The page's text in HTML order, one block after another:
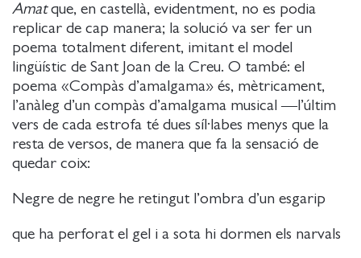
Amatque, en castellà, evidentment, no es podia
replicar de cap manera; la solució va ser fer un
poema totalment diferent, imitant el model
lingüístic de Sant Joan de la Creu. O també: el
poema «Compàs d’amalgama» és, mètricament,
l’anàleg d’un compàs d’amalgama musical ―l’últim
vers de cada estrofa té dues síl·labes menys que la
resta de versos, de manera que fa la sensació de
quedar coix:
Negre de negre he retingut l’ombra d’un esgarip
que ha perforat el gel i a sota hi dormen els narvals